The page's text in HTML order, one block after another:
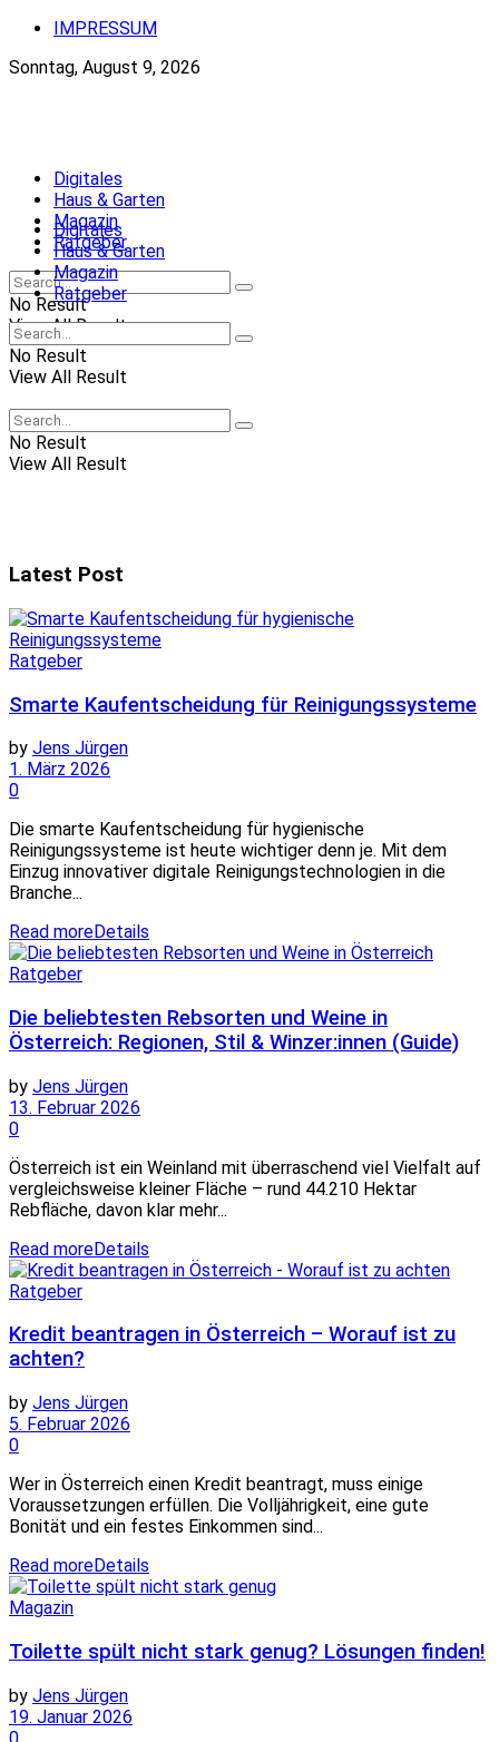
IMPRESSUM
Sonntag, August 9, 2026
Digitales
Haus & Garten
Magazin
Ratgeber
No Result
View All Result
Digitales
Haus & Garten
Magazin
Ratgeber
No Result
View All Result
No Result
View All Result
Latest Post
Ratgeber
Smarte Kaufentscheidung für Reinigungssysteme
by Jens Jürgen
1. März 2026
0
Die smarte Kaufentscheidung für hygienische
Reinigungssysteme ist heute wichtiger denn je. Mit dem
Einzug innovativer digitale Reinigungstechnologien in die
Branche...
Read moreDetails
Ratgeber
Die beliebtesten Rebsorten und Weine in
Österreich: Regionen, Stil & Winzer:innen (Guide)
by Jens Jürgen
13. Februar 2026
0
Österreich ist ein Weinland mit überraschend viel Vielfalt auf
vergleichsweise kleiner Fläche – rund 44.210 Hektar
Rebfläche, davon klar mehr...
Read moreDetails
Ratgeber
Kredit beantragen in Österreich – Worauf ist zu
achten?
by Jens Jürgen
5. Februar 2026
0
Wer in Österreich einen Kredit beantragt, muss einige
Voraussetzungen erfüllen. Die Volljährigkeit, eine gute
Bonität und ein festes Einkommen sind...
Read moreDetails
Magazin
Toilette spült nicht stark genug? Lösungen finden!
by Jens Jürgen
19. Januar 2026
0